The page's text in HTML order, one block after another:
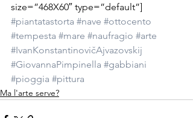
size=”468X60″ type=”default”]
#piantatastorta #nave #ottocento
#tempesta #mare #naufragio #arte
#IvanKonstantinovičAjvazovskij
#GiovannaPimpinella #gabbiani
#pioggia #pittura
Ma l'arte serve?